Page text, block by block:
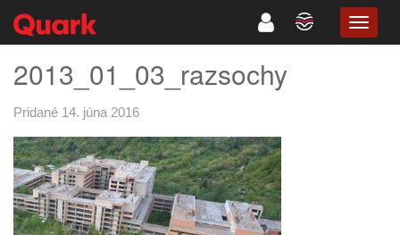
2013_01_03_razsochy
Pridané 14. júna 2016